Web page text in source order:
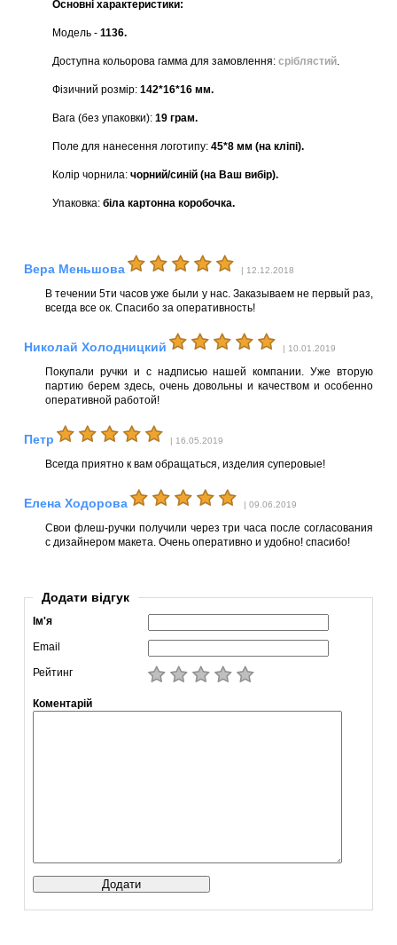
Основні характеристики:
Модель - 1136.
Доступна кольорова гамма для замовлення: сріблястий.
Фізичний розмір: 142*16*16 мм.
Вага (без упаковки): 19 грам.
Поле для нанесення логотипу: 45*8 мм (на кліпі).
Колір чорнила: чорний/синій (на Ваш вибір).
Упаковка: біла картонна коробочка.
Вера Меньшова | 12.12.2018
В течении 5ти часов уже были у нас. Заказываем не первый раз,
всегда все ок. Спасибо за оперативность!
Николай Холодницкий | 10.01.2019
Покупали ручки и с надписью нашей компании. Уже вторую
партию берем здесь, очень довольны и качеством и особенно
оперативной работой!
Петр | 16.05.2019
Всегда приятно к вам обращаться, изделия суперовые!
Елена Ходорова | 09.06.2019
Свои флеш-ручки получили через три часа после согласования
с дизайнером макета. Очень оперативно и удобно! спасибо!
Додати відгук
Ім'я
Email
Рейтинг
Коментарій